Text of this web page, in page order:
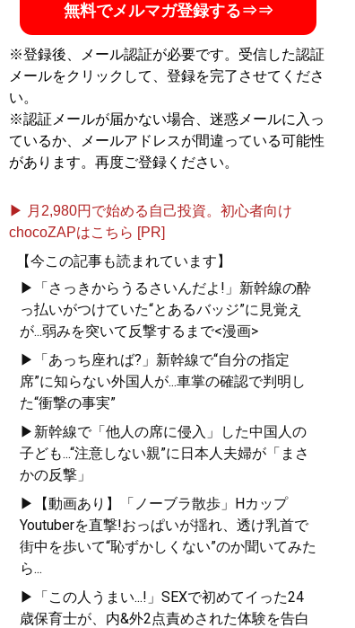
無料でメルマガ登録する⇒⇒
※登録後、メール認証が必要です。受信した認証
メールをクリックして、登録を完了させてくださ
い。
※認証メールが届かない場合、迷惑メールに入っ
ているか、メールアドレスが間違っている可能性
があります。再度ご登録ください。
▶ 月2,980円で始める自己投資。初心者向け
chocoZAPはこちら [PR]
【今この記事も読まれています】
▶「さっきからうるさいんだよ!」新幹線の酔
っ払いがつけていた“とあるバッジ”に見覚え
が...弱みを突いて反撃するまで<漫画>
▶「あっち座れば?」新幹線で“自分の指定
席”に知らない外国人が...車掌の確認で判明し
た“衝撃の事実”
▶新幹線で「他人の席に侵入」した中国人の
子ども...“注意しない親”に日本人夫婦が「まさ
かの反撃」
▶【動画あり】「ノーブラ散歩」Hカップ
Youtuberを直撃!おっぱいが揺れ、透け乳首で
街中を歩いて“恥ずかしくない”のか聞いてみた
ら...
▶「この人うまい...!」SEXで初めてイった24
歳保育士が、内&外2点責めされた体験を告白